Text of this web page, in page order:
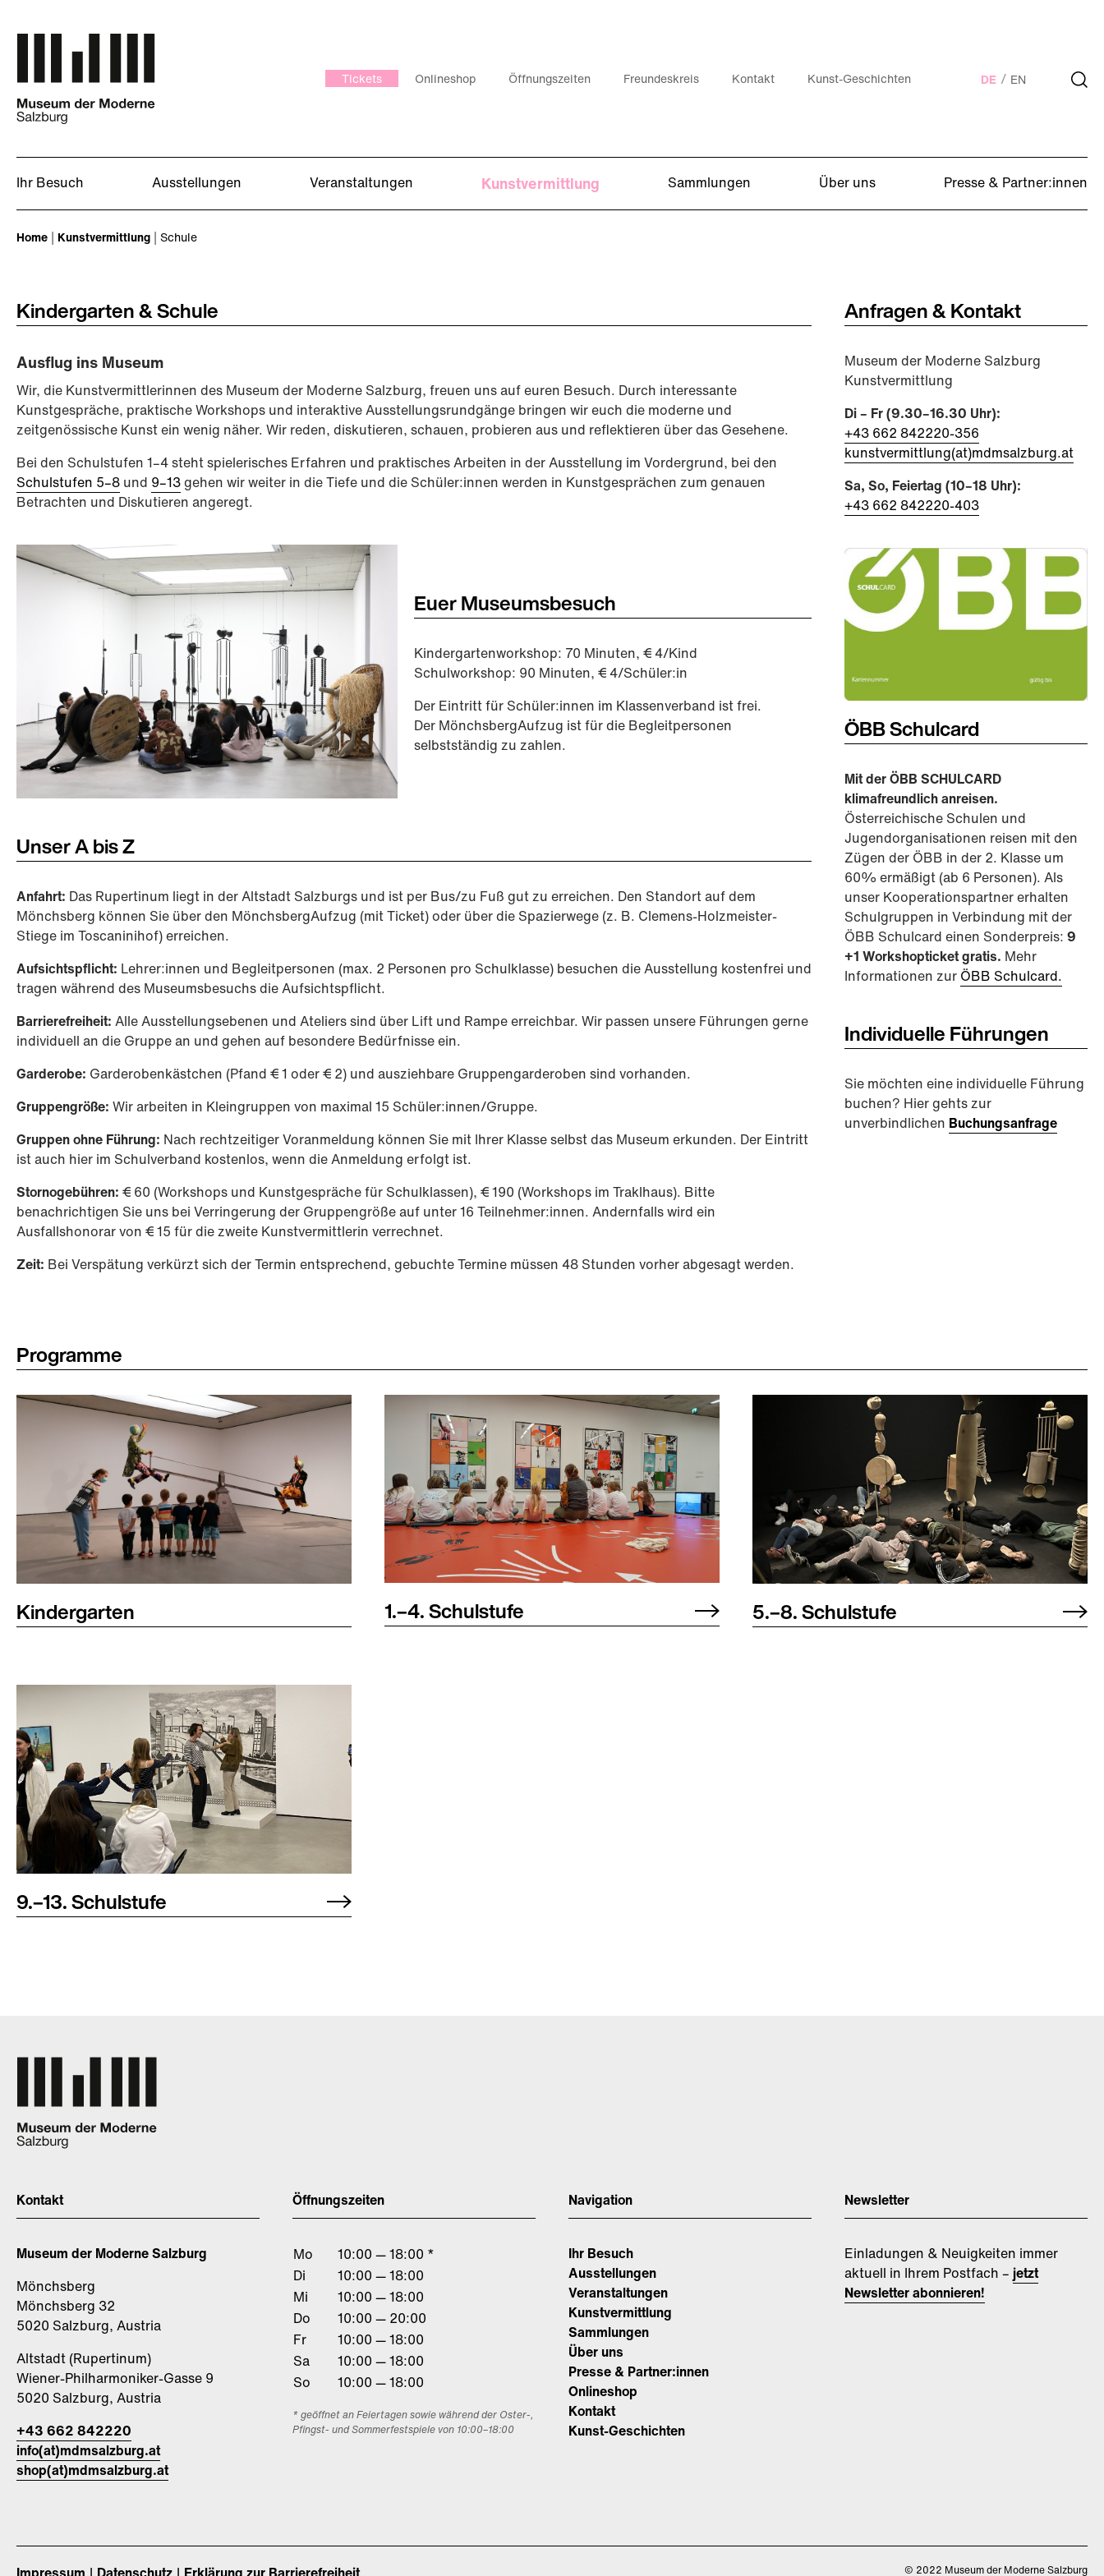
Tickets Onlineshop Öffnungszeiten Freundeskreis Kontakt Kunst-Geschichten DE EN
Ihr Besuch Ausstellungen Veranstaltungen Kunstvermittlung Sammlungen Über uns
Presse & Partner:innen
Home Kunstvermittlung Schule
Kindergarten & Schule
Ausflug ins Museum
Wir, die Kunstvermittlerinnen des Museum der Moderne Salzburg, freuen uns auf euren Besuch. Durch interessante
Kunstgespräche, praktische Workshops und interaktive Ausstellungsrundgänge bringen wir euch die moderne und
zeitgenössische Kunst ein wenig näher. Wir reden, diskutieren, schauen, probieren aus und reflektieren über das Gesehene.
Bei den Schulstufen 1–4 steht spielerisches Erfahren und praktisches Arbeiten in der Ausstellung im Vordergrund, bei den
Schulstufen 5–8 und 9–13gehen wir weiter in die Tiefe und die Schüler:innen werden in Kunstgesprächen zum genauen
Betrachten und Diskutieren angeregt.
Euer Museumsbesuch
Kindergartenworkshop: 70 Minuten, € 4/Kind
Schulworkshop: 90 Minuten, € 4/Schüler:in
Der Eintritt für Schüler:innen im Klassenverband ist frei.
Der MönchsbergAufzug ist für die Begleitpersonen
selbstständig zu zahlen.
Unser A bis Z
Anfahrt: Das Rupertinum liegt in der Altstadt Salzburgs und ist per Bus/zu Fuß gut zu erreichen. Den Standort auf dem
Mönchsberg können Sie über den MönchsbergAufzug (mit Ticket) oder über die Spazierwege (z. B. Clemens-Holzmeister-
Stiege im Toscaninihof) erreichen.
Aufsichtspflicht: Lehrer:innen und Begleitpersonen (max. 2 Personen pro Schulklasse) besuchen die Ausstellung kostenfrei und
tragen während des Museumsbesuchs die Aufsichtspflicht.
Barrierefreiheit: Alle Ausstellungsebenen und Ateliers sind über Lift und Rampe erreichbar. Wir passen unsere Führungen gerne
individuell an die Gruppe an und gehen auf besondere Bedürfnisse ein.
Garderobe: Garderobenkästchen (Pfand € 1 oder € 2) und ausziehbare Gruppengarderoben sind vorhanden.
Gruppengröße: Wir arbeiten in Kleingruppen von maximal 15 Schüler:innen/Gruppe.
Gruppen ohne Führung: Nach rechtzeitiger Voranmeldung können Sie mit Ihrer Klasse selbst das Museum erkunden. Der Eintritt
ist auch hier im Schulverband kostenlos, wenn die Anmeldung erfolgt ist.
Stornogebühren: € 60 (Workshops und Kunstgespräche für Schulklassen), € 190 (Workshops im Traklhaus). Bitte
benachrichtigen Sie uns bei Verringerung der Gruppengröße auf unter 16 Teilnehmer:innen. Andernfalls wird ein
Ausfallshonorar von € 15 für die zweite Kunstvermittlerin verrechnet.
Zeit: Bei Verspätung verkürzt sich der Termin entsprechend, gebuchte Termine müssen 48 Stunden vorher abgesagt werden.
Anfragen & Kontakt
Museum der Moderne Salzburg
Kunstvermittlung
Di – Fr (9.30–16.30 Uhr):
+43 662 842220-356
kunstvermittlung(at)mdmsalzburg.at
Sa, So, Feiertag (10–18 Uhr):
+43 662 842220-403
ÖBB Schulcard
Mit der ÖBB SCHULCARD
klimafreundlich anreisen.
Österreichische Schulen und
Jugendorganisationen reisen mit den
Zügen der ÖBB in der 2. Klasse um
60% ermäßigt (ab 6 Personen). Als
unser Kooperationspartner erhalten
Schulgruppen in Verbindung mit der
ÖBB Schulcard einen Sonderpreis: 9
+1 Workshopticket gratis. Mehr
Informationen zur ÖBB Schulcard.
Individuelle Führungen
Sie möchten eine individuelle Führung
buchen? Hier gehts zur
unverbindlichen Buchungsanfrage
Programme
Kindergarten 1.–4. Schulstufe 5.–8. Schulstufe
9.–13. Schulstufe
Kontakt
Museum der Moderne Salzburg
Mönchsberg
Mönchsberg 32
5020 Salzburg, Austria
Altstadt (Rupertinum)
Wiener-Philharmoniker-Gasse 9
5020 Salzburg, Austria
+43 662 842220
info(at)mdmsalzburg.at
shop(at)mdmsalzburg.at
Öffnungszeiten
Mo
10:00 — 18:00 *
Di
10:00 — 18:00
Mi
10:00 — 18:00
Do
10:00 — 20:00
Fr
10:00 — 18:00
Sa
10:00 — 18:00
So
10:00 — 18:00
* geöffnet an Feiertagen sowie während der Oster-,
Pfingst- und Sommerfestspiele von 10:00–18:00
Navigation
Ihr Besuch
Ausstellungen
Veranstaltungen
Kunstvermittlung
Sammlungen
Über uns
Presse & Partner:innen
Onlineshop
Kontakt
Kunst-Geschichten
Newsletter
Einladungen & Neuigkeiten immer
aktuell in Ihrem Postfach – jetzt
Newsletter abonnieren!
© 2022 Museum der Moderne Salzburg